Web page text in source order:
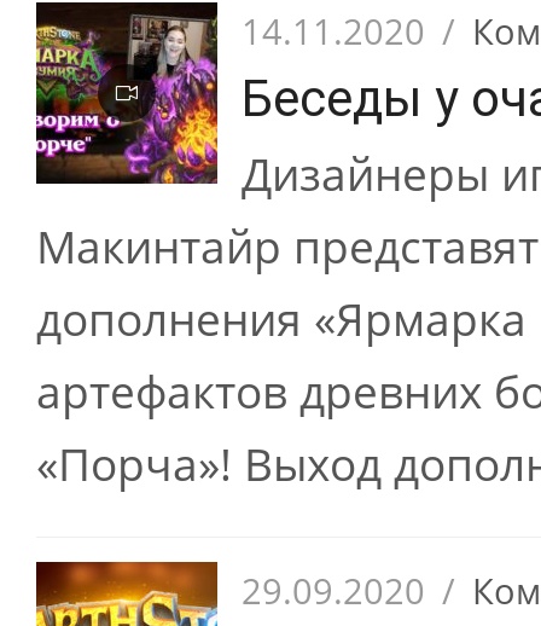
14.11.2020 /
Беседы у
Дизайнеры
Макинтайр
дополнения «Ярмарка
артефактов древних
«Порча»! Выход
29.09.2020 /